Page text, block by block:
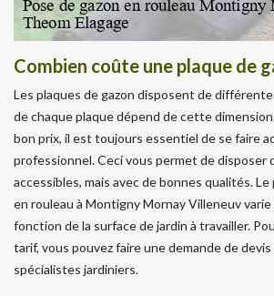
Combien coûte une plaque de
Les plaques de gazon disposent de
de chaque plaque dépend de cette
bon prix, il est toujours essentiel de se faire
professionnel. Ceci vous permet de disposer
accessibles, mais avec de bonnes qualités. Le
en rouleau à Montigny Mornay Villeneuv
fonction de la surface de jardin à travailler.
tarif, vous pouvez faire une demande de
spécialistes jardiniers.